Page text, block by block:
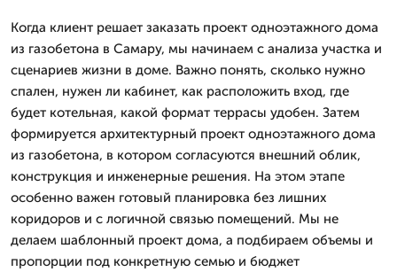
Когда клиент решает заказать проект одноэтажного дома
из газобетона в Самару, мы начинаем с анализа участка и
сценариев жизни в доме. Важно понять, сколько нужно
спален, нужен ли кабинет, как расположить вход, где
будет котельная, какой формат террасы удобен. Затем
формируется архитектурный проект одноэтажного дома
из газобетона, в котором согласуются внешний облик,
конструкция и инженерные решения. На этом этапе
особенно важен готовый планировка без лишних
коридоров и с логичной связью помещений. Мы не
делаем шаблонный проект дома, а подбираем объемы и
пропорции под конкретную семью и бюджет